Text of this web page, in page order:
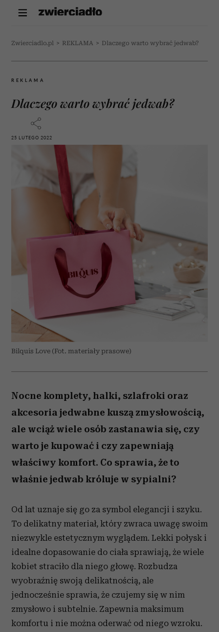
Zwierciadlo.pl > REKLAMA > Dlaczego warto wybrać jedwab?
REKLAMA
Dlaczego warto wybrać jedwab?
25 LUTEGO 2022
Bilquis Love (Fot. materiały prasowe)
Nocne komplety, halki, szlafroki oraz
akcesoria jedwabne kuszą zmysłowością,
ale wciąż wiele osób zastanawia się, czy
warto je kupować i czy zapewniają
właściwy komfort. Co sprawia, że to
właśnie jedwab króluje w sypialni?
Od lat uznaje się go za symbol elegancji i szyku.
To delikatny materiał, który zwraca uwagę swoim
niezwykle estetycznym wyglądem. Lekki połysk i
idealne dopasowanie do ciała sprawiają, że wiele
kobiet straciło dla niego głowę. Rozbudza
wyobraźnię swoją delikatnością, ale
jednocześnie sprawia, że czujemy się w nim
zmysłowo i subtelnie. Zapewnia maksimum
komfortu i nie można oderwać od niego wzroku.